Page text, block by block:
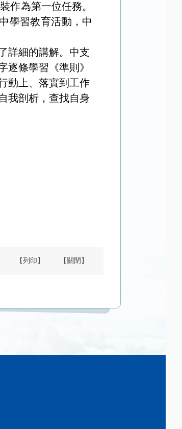
作為第一位任務。
學習教育活動，中
詳細的講解。中支
條學習《準則》
動上、落實到工作
我剖析，查找自身
【列印】 【關閉】